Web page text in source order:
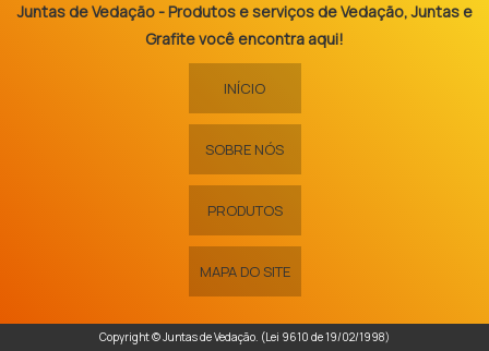
Juntas de Vedação - Produtos e serviços de Vedação, Juntas e
Grafite você encontra aqui!
INÍCIO
SOBRE NÓS
PRODUTOS
MAPA DO SITE
Copyright © Juntas de Vedação. (Lei 9610 de 19/02/1998)